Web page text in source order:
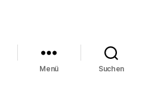
Menü Suchen